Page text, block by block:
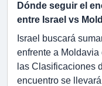
Dónde seguir el
entre Israel vs
Israel buscará
enfrente a
las Clasificaciones
encuentro se